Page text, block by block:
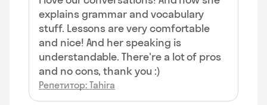
explains grammar and vocabulary
stuff. Lessons are very comfortable
and nice! And her speaking is
understandable. There're a lot of pros
and no cons, thank you :)
Репетитор: Tahira